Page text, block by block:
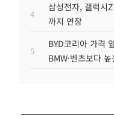
4
삼성전자, 갤럭시
까지 연장
5
BYD코리아 가격
BMW·벤츠보다